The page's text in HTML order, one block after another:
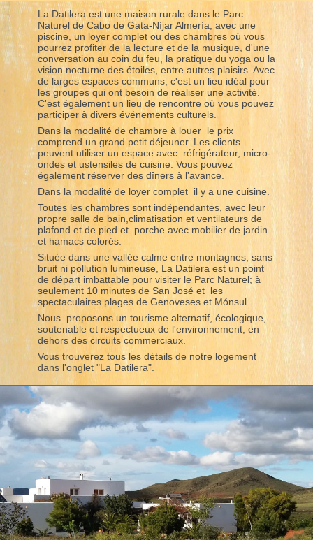
La Datilera est une maison rurale dans le Parc
Naturel de Cabo de Gata-Níjar Almería, avec une
piscine, un loyer complet ou des chambres où vous
pourrez profiter de la lecture et de la musique, d'une
conversation au coin du feu, la pratique du yoga ou la
vision nocturne des étoiles, entre autres plaisirs. Avec
de larges espaces communs, c'est un lieu idéal pour
les groupes qui ont besoin de réaliser une activité.
C'est également un lieu de rencontre où vous pouvez
participer à divers événements culturels.
Dans la modalité de chambre à louer le prix
comprend un grand petit déjeuner. Les clients
peuvent utiliser un espace avec réfrigérateur, micro-
ondes et ustensiles de cuisine. Vous pouvez
également réserver des dîners à l'avance.
Dans la modalité de loyer complet il y a une cuisine.
Toutes les chambres sont indépendantes, avec leur
propre salle de bain,climatisation et ventilateurs de
plafond et de pied et porche avec mobilier de jardin
et hamacs colorés.
Située dans une vallée calme entre montagnes, sans
bruit ni pollution lumineuse, La Datilera est un point
de départ imbattable pour visiter le Parc Naturel; à
seulement 10 minutes de San José et les
spectaculaires plages de Genoveses et Mónsul.
Nous proposons un tourisme alternatif, écologique,
soutenable et respectueux de l'environnement, en
dehors des circuits commerciaux.
Vous trouverez tous les détails de notre logement
dans l'onglet "La Datilera".